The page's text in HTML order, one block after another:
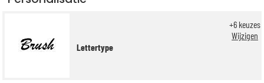
Lettertype
+6 keuzes
Wijzigen